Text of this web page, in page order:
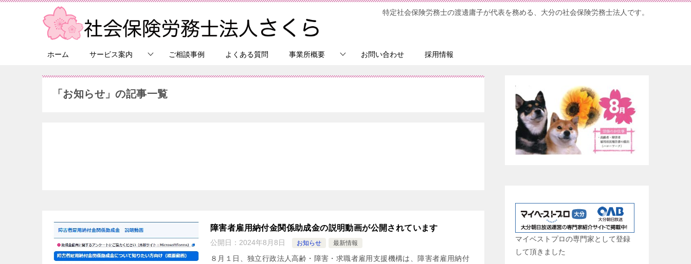
特定社会保険労務士の渡邊庸子が代表を務める、大分の社会保険労務士法人です。
ホーム サービス案内 ご相談事例 よくある質問 事業所概要 お問い合わせ 採用情報
「お知らせ」の記事一覧
障害者雇用納付金関係助成金の説明動画が公開されています
公開日： 2024年8月8日 お知らせ 最新情報
８月１日、独立行政法人高齢・障害・求職者雇用支援機構は、障害者雇用納付
マイベストプロの専門家として登録
して頂きました